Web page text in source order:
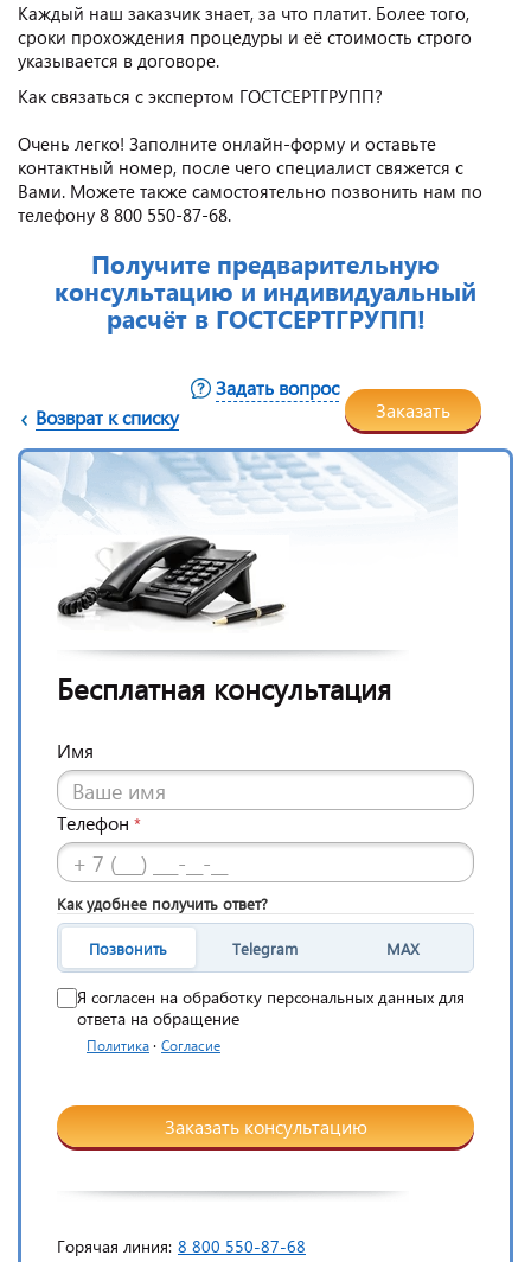
Каждый наш заказчик знает, за что платит. Более того,
сроки прохождения процедуры и её стоимость строго
указывается в договоре.
Как связаться с экспертом ГОСТСЕРТГРУПП?
Очень легко! Заполните онлайн-форму и оставьте
контактный номер, после чего специалист свяжется с
Вами. Можете также самостоятельно позвонить нам по
телефону 8 800 550-87-68.
Получите предварительную
консультацию и индивидуальный
расчёт в ГОСТСЕРТГРУПП!
Возврат к списку
Задать вопрос
Заказать
Бесплатная консультация
Имя
Телефон *
Как удобнее получить ответ?
Позвонить Telegram MAX
Я согласен на обработку персональных данных для
ответа на обращение
Политика · Согласие
Заказать консультацию
Горячая линия: 8 800 550-87-68